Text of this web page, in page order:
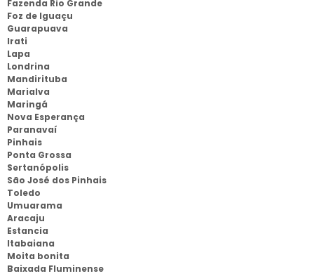
Fazenda Rio Grande
Foz de Iguaçu
Guarapuava
Irati
Lapa
Londrina
Mandirituba
Marialva
Maringá
Nova Esperança
Paranavaí
Pinhais
Ponta Grossa
Sertanópolis
São José dos Pinhais
Toledo
Umuarama
Aracaju
Estancia
Itabaiana
Moita bonita
Baixada Fluminense